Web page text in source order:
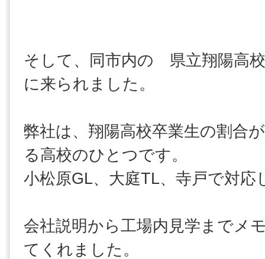
そして、同市内の 県立翔陽高
に来られました。
弊社は、翔陽高校卒業生の割合
る高校のひとつです。
小松原GL、大庭TL、寺戸で対応
会社説明から工場内見学までメ
てくれました。